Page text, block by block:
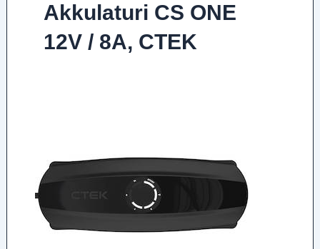
Akkulaturi CS ONE
12V / 8A, CTEK